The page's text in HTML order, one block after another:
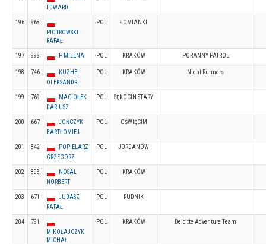
EDWARD
196
968
PIOTROWSKI
RAFAŁ
POL ŁOMIANKI
197 998 P MILENA POL KRAKÓW PORANNY PATROL
198 746
KUZHEL
OLEKSANDR
POL KRAKÓW Night Runners
199 769
MACIOŁEK
DARIUSZ
POL SĘKOCIN STARY
200 667
JOŃCZYK
BARTŁOMIEJ
POL OŚWIĘCIM
201 842
POPIELARZ
GRZEGORZ
POL JORDANÓW
202 803
NOSAL
NORBERT
POL KRAKÓW
203 671
JUDASZ
RAFAŁ
POL RUDNIK
204
791
MIKOŁAJCZYK
MICHAŁ
POL KRAKÓW Deloitte Adventure Team